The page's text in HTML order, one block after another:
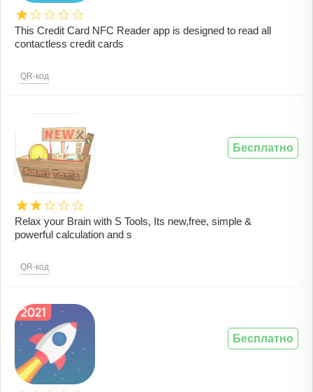
This Credit Card NFC Reader app is designed to read all
contactless credit cards
QR-код
Relax your Brain with S Tools, Its new,free, simple &
powerful calculation and s
QR-код
Бесплатно
Бесплатно